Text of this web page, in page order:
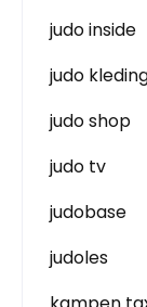
judo inside
judo
judo shop
judo tv
judobase
judoles